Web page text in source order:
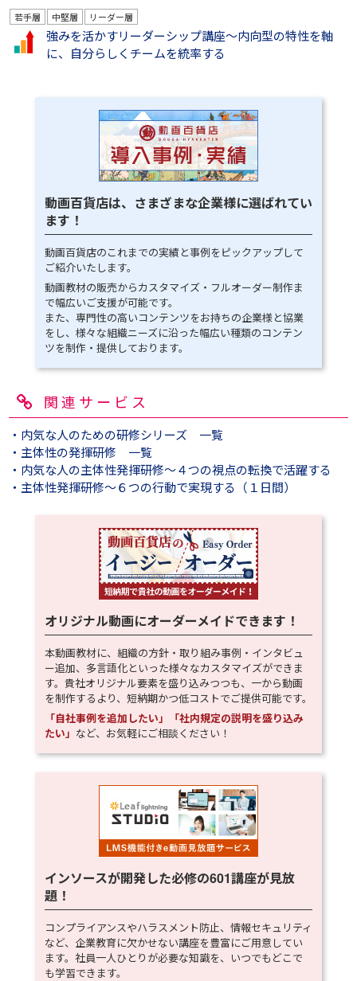
若手層 中堅層 リーダー層
強みを活かすリーダーシップ講座～内向型の特性を軸
に、自分らしくチームを統率する
動画百貨店は、さまざまな企業様に選ばれてい
ます！
動画百貨店のこれまでの実績と事例をピックアップして
ご紹介いたします。
動画教材の販売からカスタマイズ・フルオーダー制作ま
で幅広いご支援が可能です。
また、専門性の高いコンテンツをお持ちの企業様と協業
をし、様々な組織ニーズに沿った幅広い種類のコンテン
ツを制作・提供しております。
関連サービス
・内気な人のための研修シリーズ 一覧
・主体性の発揮研修 一覧
・内気な人の主体性発揮研修～４つの視点の転換で活躍する
・主体性発揮研修～６つの行動で実現する（１日間）
オリジナル動画にオーダーメイドできます！
本動画教材に、組織の方針・取り組み事例・インタビュ
ー追加、多言語化といった様々なカスタマイズができま
す。貴社オリジナル要素を盛り込みつつも、一から動画
を制作するより、短納期かつ低コストでご提供可能です。
「自社事例を追加したい」「社内規定の説明を盛り込み
たい」 など、お気軽にご相談ください！
インソースが開発した必修の601講座が見放
題！
コンプライアンスやハラスメント防止、情報セキュリティ
など、企業教育に欠かせない講座を豊富にご用意してい
ます。社員一人ひとりが必要な知識を、いつでもどこで
も学習できます。